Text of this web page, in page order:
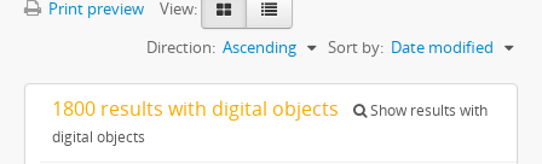
Print preview
View:
Sort by: Date modified
Direction: Ascending
1800 results with digital objects
Show results with
digital objects